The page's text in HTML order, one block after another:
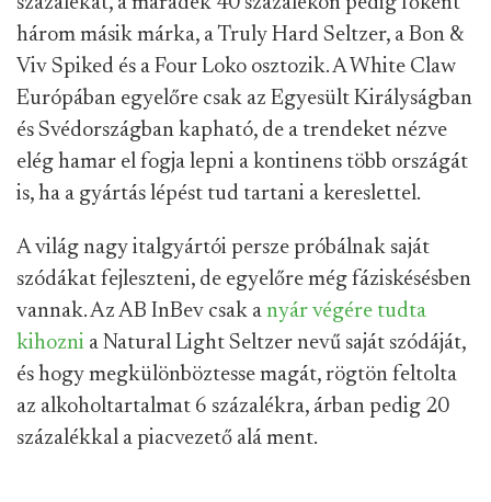
három másik márka, a Truly Hard Seltzer, a Bon &
Viv Spiked és a Four Loko osztozik. A White Claw
Európában egyelőre csak az Egyesült Királyságban
és Svédországban kapható, de a trendeket nézve
elég hamar el fogja lepni a kontinens több országát
is, ha a gyártás lépést tud tartani a kereslettel.
A világ nagy italgyártói persze próbálnak saját
szódákat fejleszteni, de egyelőre még fáziskésésben
vannak. Az AB InBev csak a nyár végére tudta
kihozni a Natural Light Seltzer nevű saját szódáját,
és hogy megkülönböztesse magát, rögtön feltolta
az alkoholtartalmat 6 százalékra, árban pedig 20
százalékkal a piacvezető alá ment.